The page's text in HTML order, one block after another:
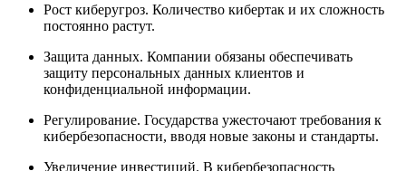
Рост киберугроз. Количество кибертак и их сложность
постоянно растут.
Защита данных. Компании обязаны обеспечивать
защиту персональных данных клиентов и
конфиденциальной информации.
Регулирование. Государства ужесточают требования к
кибербезопасности, вводя новые законы и стандарты.
Увеличение инвестиций. В кибербезопасность